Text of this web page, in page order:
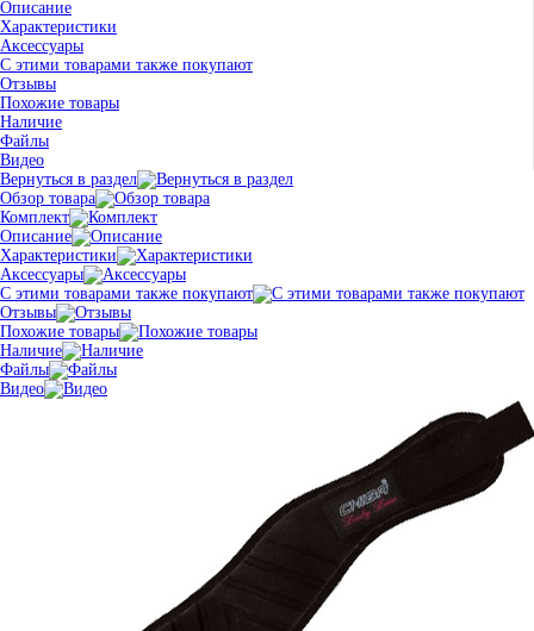
Описание
Характеристики
Аксессуары
С этими товарами также покупают
Отзывы
Похожие товары
Наличие
Файлы
Видео
Вернуться в раздел
Обзор товара
Комплект
Описание
Характеристики
Аксессуары
С этими товарами также покупают
Отзывы
Похожие товары
Наличие
Файлы
Видео